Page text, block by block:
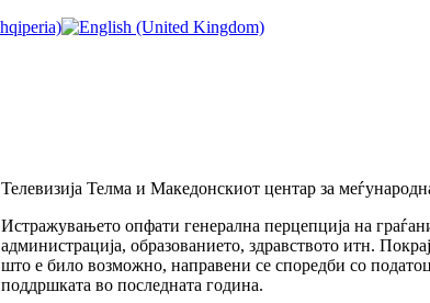
Телевизија Телма и Македонскиот центар за
Истражувањето опфати генерална перцепција на
администрација, образованието, здравството итн.
што е било возможно, направени се споредби со
поддршката во последната година.